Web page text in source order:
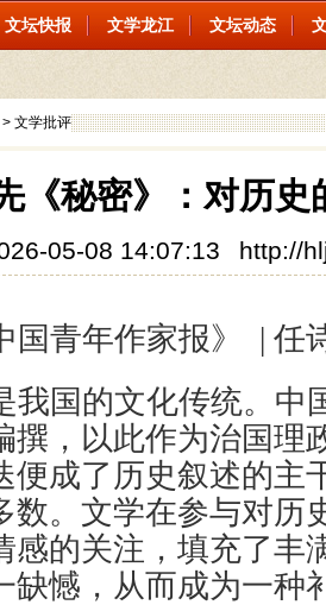
文坛快报 文学龙江 文坛动态
> 文学批评
《秘密》：对历史
05-08 14:07:13 http://
国青年作家报》 | 任
我国的文化传统。中
撰，以此作为治国理
便成了历史叙述的主
数。文学在参与对历
感的关注，填充了丰
缺憾，从而成为一种